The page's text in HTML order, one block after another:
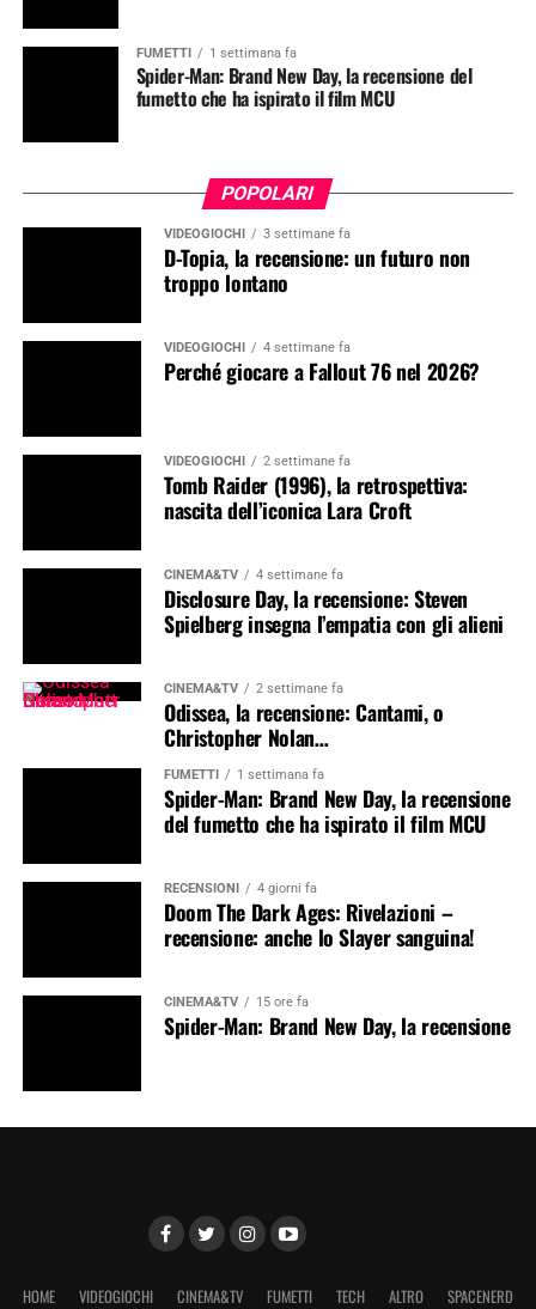
FUMETTI 1 settimana fa
Spider-Man: Brand New Day, la recensione del
fumetto che ha ispirato il film MCU
POPOLARI
VIDEOGIOCHI 3 settimane fa
D-Topia, la recensione: un futuro non
troppo lontano
VIDEOGIOCHI 4 settimane fa
Perché giocare a Fallout 76 nel 2026?
VIDEOGIOCHI 2 settimane fa
Tomb Raider (1996), la retrospettiva:
nascita dell’iconica Lara Croft
CINEMA&TV 4 settimane fa
Disclosure Day, la recensione: Steven
Spielberg insegna l’empatia con gli alieni
CINEMA&TV 2 settimane fa
Odissea, la recensione: Cantami, o
Christopher Nolan…
FUMETTI 1 settimana fa
Spider-Man: Brand New Day, la recensione
del fumetto che ha ispirato il film MCU
RECENSIONI 4 giorni fa
Doom The Dark Ages: Rivelazioni –
recensione: anche lo Slayer sanguina!
CINEMA&TV 15 ore fa
Spider-Man: Brand New Day, la recensione
HOME VIDEOGIOCHI CINEMA&TV FUMETTI TECH ALTRO SPACENERD